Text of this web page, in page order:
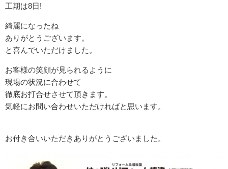
工期は8日!
綺麗になったね
ありがとうございます。
と喜んでいただけました。
お客様の笑顔が見られるように
現場の状況に合わせて
徹底お打合せさせて頂きます。
気軽にお問い合わせいただければと思います。
お付き合いいただきありがとうございました。